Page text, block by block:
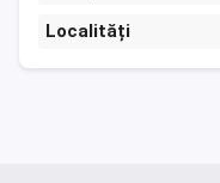
Localități